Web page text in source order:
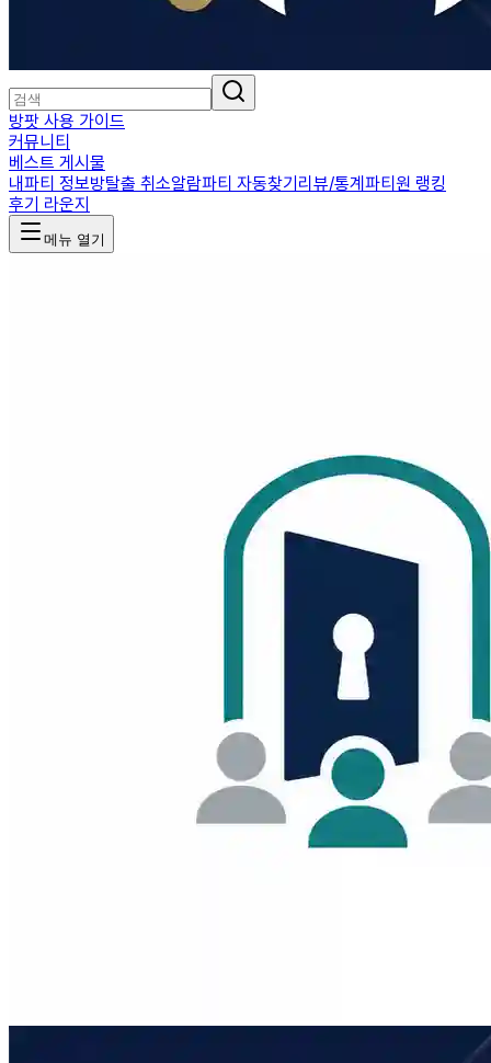
방팟 사용 가이드
커뮤니티
베스트 게시물
내파티 정보방탈출 취소알람파티 자동찾기리뷰/통계파티원 랭킹
후기 라운지
메뉴 열기